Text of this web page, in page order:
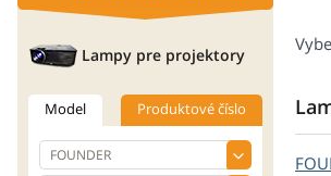
Lampy pre projektory
Model Produktové číslo